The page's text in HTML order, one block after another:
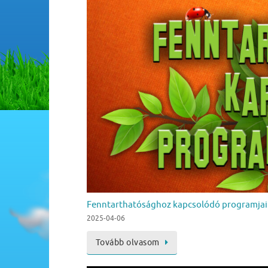
Fenntarthatósághoz kapcsolódó
2025-04-06
Tovább olvasom